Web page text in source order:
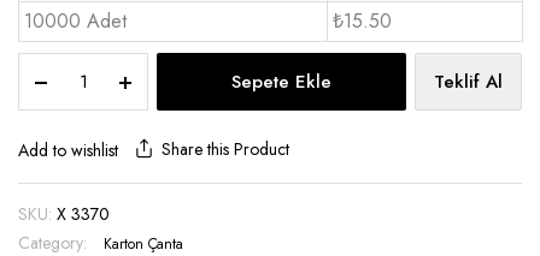
10000 Adet
₺15.50
Çanta
18x23x11,5
-
Sepete Ekle Teklif Al
Add to wishlist Share this Product
SKU: X 3370
Category:
Karton Çanta